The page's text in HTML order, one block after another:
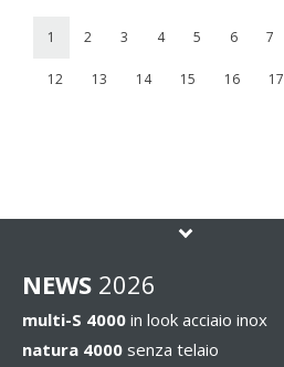
1 2 3 4 5 6 7
12 13 14 15 16 17
NEWS 2026
multi-S 4000 in look acciaio inox
natura 4000 senza telaio